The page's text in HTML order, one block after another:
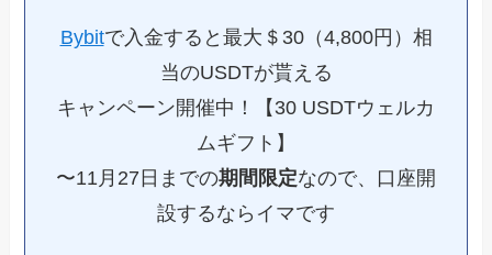
Bybitで入金すると最大＄30（4,800円）相
当のUSDTが貰える
キャンペーン開催中！【30 USDTウェルカ
ムギフト】
〜11月27日までの期間限定なので、口座開
設するならイマです